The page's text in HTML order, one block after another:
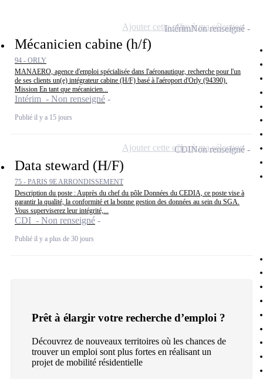
Mécanicien cabine (h/f)
94 - ORLY
MANAERO, agence d'emploi spécialisée dans l'aéronautique, recherche pour l'un
de ses clients un(e) intégrateur cabine (H/F) basé à l'aéroport d'Orly (94390).
Mission En tant que mécanicien...
Intérim - Non renseigné
Publié il y a 15 jours
IntérimNon renseigné
Ajouter cette offre à ma sélection
Data steward (H/F)
75 - PARIS 9E ARRONDISSEMENT
Description du poste : Auprès du chef du pôle Données du CEDIA, ce poste vise à
garantir la qualité, la conformité et la bonne gestion des données au sein du SGA.
Vous superviserez leur intégrité,...
CDI - Non renseigné
Publié il y a plus de 30 jours
CDINon renseigné
Ajouter cette offre à ma sélection
Prêt à élargir votre recherche d’emploi ?
Découvrez de nouveaux territoires où les chances de
trouver un emploi sont plus fortes en réalisant un
projet de mobilité résidentielle